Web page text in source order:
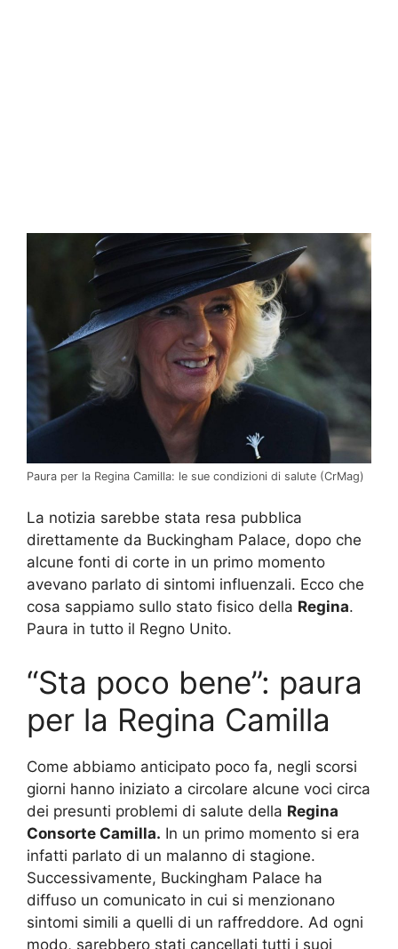
Paura per la Regina Camilla: le sue condizioni di salute (CrMag)
La notizia sarebbe stata resa pubblica
direttamente da Buckingham Palace, dopo che
alcune fonti di corte in un primo momento
avevano parlato di sintomi influenzali. Ecco che
cosa sappiamo sullo stato fisico della Regina.
Paura in tutto il Regno Unito.
“Sta poco bene”: paura
per la Regina Camilla
Come abbiamo anticipato poco fa, negli scorsi
giorni hanno iniziato a circolare alcune voci circa
dei presunti problemi di salute della Regina
Consorte Camilla. In un primo momento si era
infatti parlato di un malanno di stagione.
Successivamente, Buckingham Palace ha
diffuso un comunicato in cui si menzionano
sintomi simili a quelli di un raffreddore. Ad ogni
modo, sarebbero stati cancellati tutti i suoi